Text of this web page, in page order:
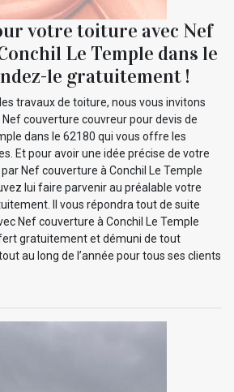
votre toiture avec Nef
Le Temple dans le
le gratuitement !
travaux de toiture, nous vous invitons
Nef couverture couvreur pour devis de
dans le 62180 qui vous offre les
Et pour avoir une idée précise de votre
Nef couverture à Conchil Le Temple
lui faire parvenir au préalable votre
Il vous répondra tout de suite
Nef couverture à Conchil Le Temple
gratuitement et démuni de tout
au long de l’année pour tous ses clients